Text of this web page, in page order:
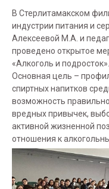
В Стерлитамакском
индустрии питания и
Алексеевой М.А. и
проведено открытое
«Алкоголь и подросток».
Основная цель –
спиртных напитков
возможность
вредных привычек,
активной жизненной
отношения к